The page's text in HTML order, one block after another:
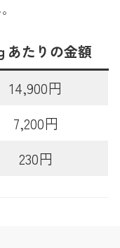
あたりの金額
14,900円
7,200円
230円